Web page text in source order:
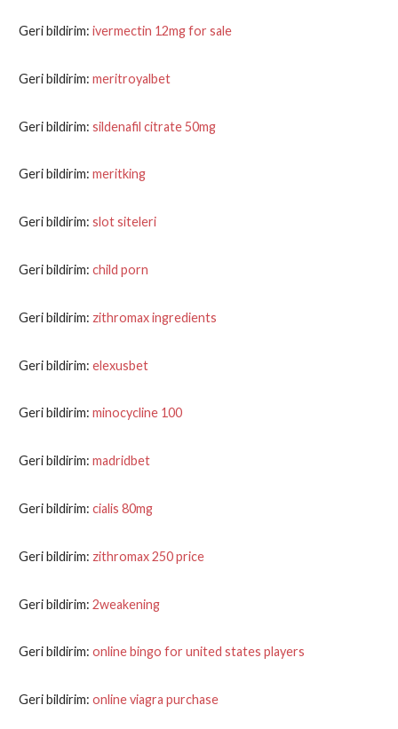
Geri bildirim: ivermectin 12mg for sale
Geri bildirim: meritroyalbet
Geri bildirim: sildenafil citrate 50mg
Geri bildirim: meritking
Geri bildirim: slot siteleri
Geri bildirim: child porn
Geri bildirim: zithromax ingredients
Geri bildirim: elexusbet
Geri bildirim: minocycline 100
Geri bildirim: madridbet
Geri bildirim: cialis 80mg
Geri bildirim: zithromax 250 price
Geri bildirim: 2weakening
Geri bildirim: online bingo for united states players
Geri bildirim: online viagra purchase